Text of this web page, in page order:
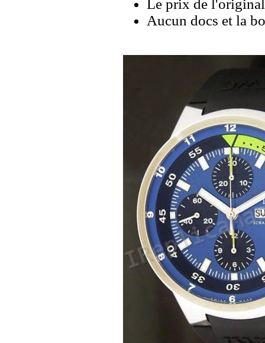
Le prix de
Aucun docs et la